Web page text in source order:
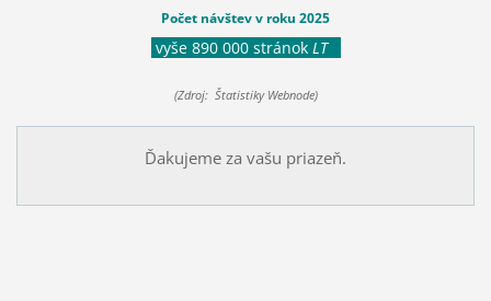
Počet návštev v roku 2025
vyše 890 000 stránok LT
(Zdroj: Štatistiky Webnode)
Ďakujeme za vašu priazeň.